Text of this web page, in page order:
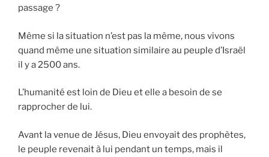
passage ?
Même si la situation n’est pas la même, nous vivons
quand même une situation similaire au peuple d’Israël
il y a 2500 ans.
L’humanité est loin de Dieu et elle a besoin de se
rapprocher de lui.
Avant la venue de Jésus, Dieu envoyait des prophètes,
le peuple revenait à lui pendant un temps, mais il